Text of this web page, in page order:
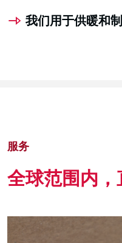
我们用于供暖和
服务
全球范围内